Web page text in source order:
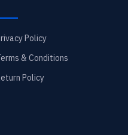
Policy
& Conditions
Policy